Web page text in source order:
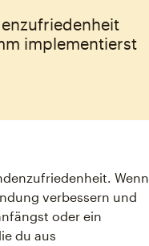
implementierst
Wenn
verbessern und
oder ein
du aus